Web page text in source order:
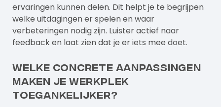
ervaringen kunnen delen. Dit helpt je te begrijpen
welke uitdagingen er spelen en waar
verbeteringen nodig zijn. Luister actief naar
feedback en laat zien dat je er iets mee doet.
Welke concrete aanpassingen
maken je werkplek
toegankelijker?